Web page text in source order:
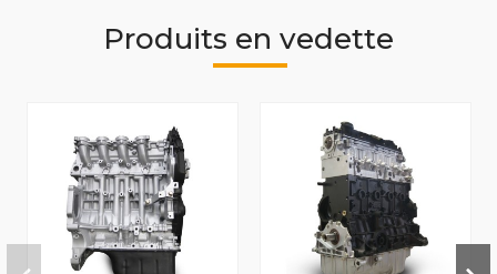
Produits en vedette